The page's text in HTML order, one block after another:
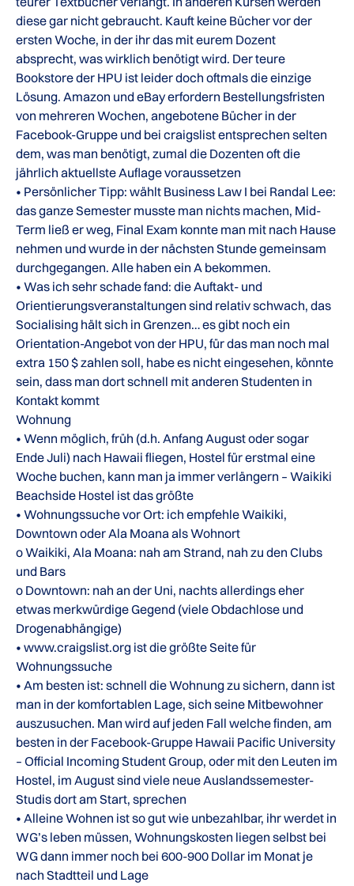
diese gar nicht gebraucht. Kauft keine Bücher vor der
ersten Woche, in der ihr das mit eurem Dozent
absprecht, was wirklich benötigt wird. Der teure
Bookstore der HPU ist leider doch oftmals die einzige
Lösung. Amazon und eBay erfordern Bestellungsfristen
von mehreren Wochen, angebotene Bücher in der
Facebook-Gruppe und bei craigslist entsprechen selten
dem, was man benötigt, zumal die Dozenten oft die
jährlich aktuellste Auflage voraussetzen
• Persönlicher Tipp: wählt Business Law I bei Randal Lee:
das ganze Semester musste man nichts machen, Mid-
Term ließ er weg, Final Exam konnte man mit nach Hause
nehmen und wurde in der nächsten Stunde gemeinsam
durchgegangen. Alle haben ein A bekommen.
• Was ich sehr schade fand: die Auftakt- und
Orientierungsveranstaltungen sind relativ schwach, das
Socialising hält sich in Grenzen… es gibt noch ein
Orientation-Angebot von der HPU, für das man noch mal
extra 150 $ zahlen soll, habe es nicht eingesehen, könnte
sein, dass man dort schnell mit anderen Studenten in
Kontakt kommt
Wohnung
• Wenn möglich, früh (d.h. Anfang August oder sogar
Ende Juli) nach Hawaii fliegen, Hostel für erstmal eine
Woche buchen, kann man ja immer verlängern – Waikiki
Beachside Hostel ist das größte
• Wohnungssuche vor Ort: ich empfehle Waikiki,
Downtown oder Ala Moana als Wohnort
o Waikiki, Ala Moana: nah am Strand, nah zu den Clubs
und Bars
o Downtown: nah an der Uni, nachts allerdings eher
etwas merkwürdige Gegend (viele Obdachlose und
Drogenabhängige)
• www.craigslist.org ist die größte Seite für
Wohnungssuche
• Am besten ist: schnell die Wohnung zu sichern, dann ist
man in der komfortablen Lage, sich seine Mitbewohner
auszusuchen. Man wird auf jeden Fall welche finden, am
besten in der Facebook-Gruppe Hawaii Pacific University
– Official Incoming Student Group, oder mit den Leuten im
Hostel, im August sind viele neue Auslandssemester-
Studis dort am Start, sprechen
• Alleine Wohnen ist so gut wie unbezahlbar, ihr werdet in
WG’s leben müssen, Wohnungskosten liegen selbst bei
WG dann immer noch bei 600-900 Dollar im Monat je
nach Stadtteil und Lage